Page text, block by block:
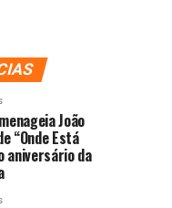
João
“Onde Está
aniversário da